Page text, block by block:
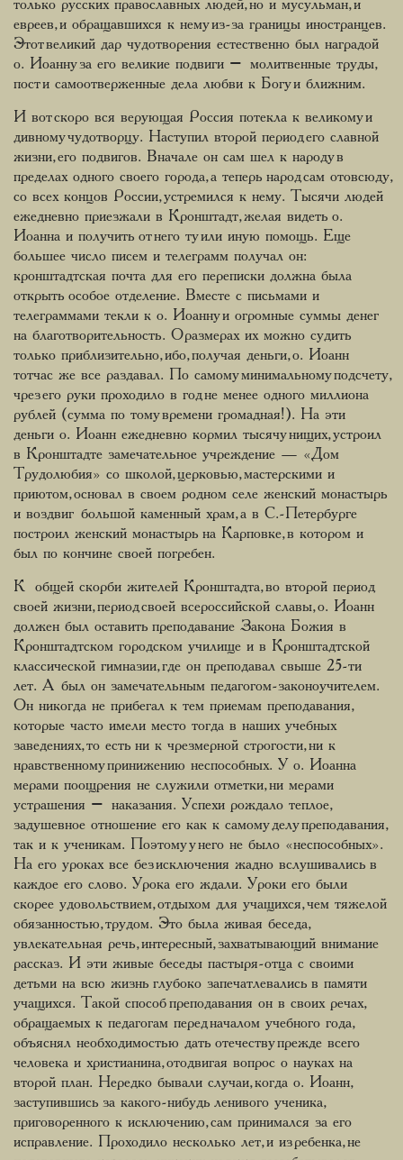
только русских православных людей, но и мусульман, и
евреев, и обращавшихся к нему из-за границы иностранцев.
Этот великий дар чудотворения естественно был наградой
о. Иоанну за его великие подвиги – молитвенные труды,
пост и самоотверженные дела любви к Богу и ближним.
И вот скоро вся верующая Россия потекла к великому и
дивному чудотворцу. Наступил второй период его славной
жизни, его подвигов. Вначале он сам шел к народу в
пределах одного своего города, а теперь народ сам отовсюду,
со всех концов России, устремился к нему. Тысячи людей
ежедневно приезжали в Кронштадт, желая видеть о.
Иоанна и получить от него ту или иную помощь. Еще
большее число писем и телеграмм получал он:
кронштадтская почта для его переписки должна была
открыть особое отделение. Вместе с письмами и
телеграммами текли к о. Иоанну и огромные суммы денег
на благотворительность. О размерах их можно судить
только приблизительно, ибо, получая деньги, о. Иоанн
тотчас же все раздавал. По самому минимальному подсчету,
чрез его руки проходило в год не менее одного миллиона
рублей (сумма по тому времени громадная!). На эти
деньги о. Иоанн ежедневно кормил тысячу нищих, устроил
в Кронштадте замечательное учреждение — «Дом
Трудолюбия» со школой, церковью, мастерскими и
приютом, основал в своем родном селе женский монастырь
и воздвиг большой каменный храм, а в С.-Петербурге
построил женский монастырь на Карповке, в котором и
был по кончине своей погребен.
К общей скорби жителей Кронштадта, во второй период
своей жизни, период своей всероссийской славы, о. Иоанн
должен был оставить преподавание Закона Божия в
Кронштадтском городском училище и в Кронштадтской
классической гимназии, где он преподавал свыше 25-ти
лет. А был он замечательным педагогом-законоучителем.
Он никогда не прибегал к тем приемам преподавания,
которые часто имели место тогда в наших учебных
заведениях, то есть ни к чрезмерной строгости, ни к
нравственному принижению неспособных. У о. Иоанна
мерами поощрения не служили отметки, ни мерами
устрашения – наказания. Успехи рождало теплое,
задушевное отношение его как к самому делу преподавания,
так и к ученикам. Поэтому у него не было «неспособных».
На его уроках все без исключения жадно вслушивались в
каждое его слово. Урока его ждали. Уроки его были
скорее удовольствием, отдыхом для учащихся, чем тяжелой
обязанностью, трудом. Это была живая беседа,
увлекательная речь, интересный, захватывающий внимание
рассказ. И эти живые беседы пастыря-отца с своими
детьми на всю жизнь глубоко запечатлевались в памяти
учащихся. Такой способ преподавания он в своих речах,
обращаемых к педагогам перед началом учебного года,
объяснял необходимостью дать отечеству прежде всего
человека и христианина, отодвигая вопрос о науках на
второй план. Нередко бывали случаи, когда о. Иоанн,
заступившись за какого-нибудь ленивого ученика,
приговоренного к исключению, сам принимался за его
исправление. Проходило несколько лет, и из ребенка, не